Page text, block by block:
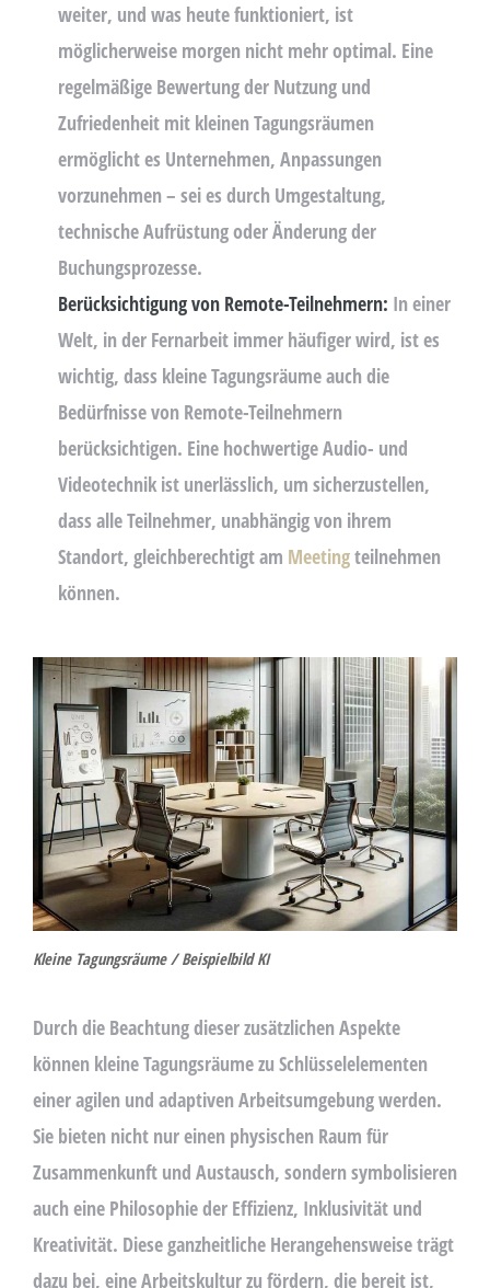
weiter, und was heute funktioniert, ist
möglicherweise morgen nicht mehr optimal. Eine
regelmäßige Bewertung der Nutzung und
Zufriedenheit mit kleinen Tagungsräumen
ermöglicht es Unternehmen, Anpassungen
vorzunehmen – sei es durch Umgestaltung,
technische Aufrüstung oder Änderung der
Buchungsprozesse.
Berücksichtigung von Remote-Teilnehmern: In einer
Welt, in der Fernarbeit immer häufiger wird, ist es
wichtig, dass kleine Tagungsräume auch die
Bedürfnisse von Remote-Teilnehmern
berücksichtigen. Eine hochwertige Audio- und
Videotechnik ist unerlässlich, um sicherzustellen,
dass alle Teilnehmer, unabhängig von ihrem
Standort, gleichberechtigt am Meetingteilnehmen
können.
Kleine Tagungsräume / Beispielbild KI
Durch die Beachtung dieser zusätzlichen Aspekte
können kleine Tagungsräume zu Schlüsselelementen
einer agilen und adaptiven Arbeitsumgebung werden.
Sie bieten nicht nur einen physischen Raum für
Zusammenkunft und Austausch, sondern symbolisieren
auch eine Philosophie der Effizienz, Inklusivität und
Kreativität. Diese ganzheitliche Herangehensweise trägt
dazu bei, eine Arbeitskultur zu fördern, die bereit ist,